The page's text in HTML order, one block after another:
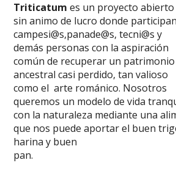
Triticatum es un proyecto abierto
sin animo de lucro donde participan
campesi@s,panade@s, tecni@s y
demás personas con la aspiración
común de recuperar un patrimonio
ancestral casi perdido, tan valioso
como el arte románico. Nosotros
queremos un modelo de vida
con la naturaleza mediante una
que nos puede aportar el buen
harina y buen
pan.